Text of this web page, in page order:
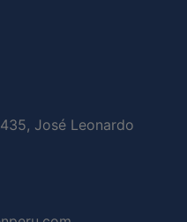
José Leonardo